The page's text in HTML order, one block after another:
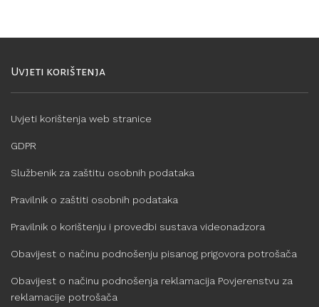
Uvjeti korištenja
Uvjeti korištenja web stranice
GDPR
Službenik za zaštitu osobnih podataka
Pravilnik o zaštiti osobnih podataka
Pravilnik o korištenju i provedbi sustava videonadzora
Obavijest o načinu podnošenju pisanog prigovora potrošača
Obavijest o načinu podnošenja reklamacija Povjerenstvu za
reklamacije potrošača